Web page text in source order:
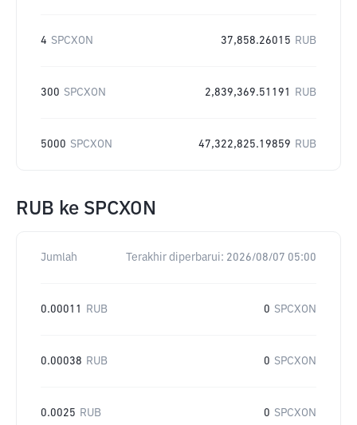
4 SPCXON 37,858.26015 RUB
300 SPCXON 2,839,369.51191 RUB
5000 SPCXON 47,322,825.19859 RUB
RUB ke SPCXON
Jumlah Terakhir diperbarui: 2026/08/07 05:00
0.00011 RUB 0 SPCXON
0.00038 RUB 0 SPCXON
0.0025 RUB 0 SPCXON